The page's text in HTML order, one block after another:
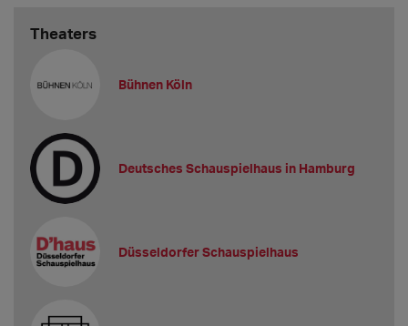
Theaters
Bühnen Köln
Deutsches Schauspielhaus in Hamburg
Düsseldorfer Schauspielhaus